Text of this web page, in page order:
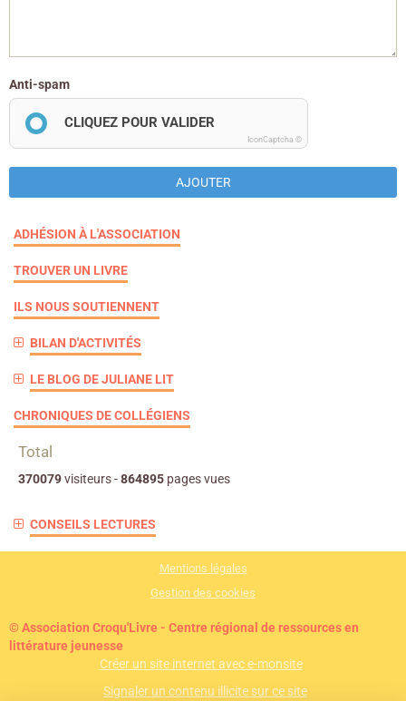
Anti-spam
CLIQUEZ POUR VALIDER
IconCaptcha ©
AJOUTER
ADHÉSION À L'ASSOCIATION
TROUVER UN LIVRE
ILS NOUS SOUTIENNENT
BILAN D'ACTIVITÉS
LE BLOG DE JULIANE LIT
CHRONIQUES DE COLLÉGIENS
Total
370079visiteurs -864895 pages vues
CONSEILS LECTURES
Mentions légales
Gestion des cookies
© Association Croqu'Livre - Centre régional de ressources en
littérature jeunesse
Créer un site internet avec e-monsite
Signaler un contenu illicite sur ce site